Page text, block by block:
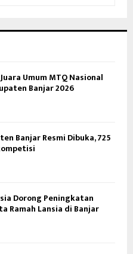
H
Umum MTQ Nasional
Banjar 2026
Banjar Resmi Dibuka, 725
Dorong Peningkatan
Ramah Lansia di Banjar